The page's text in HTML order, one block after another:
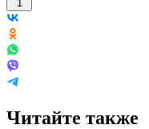
1
Читайте также